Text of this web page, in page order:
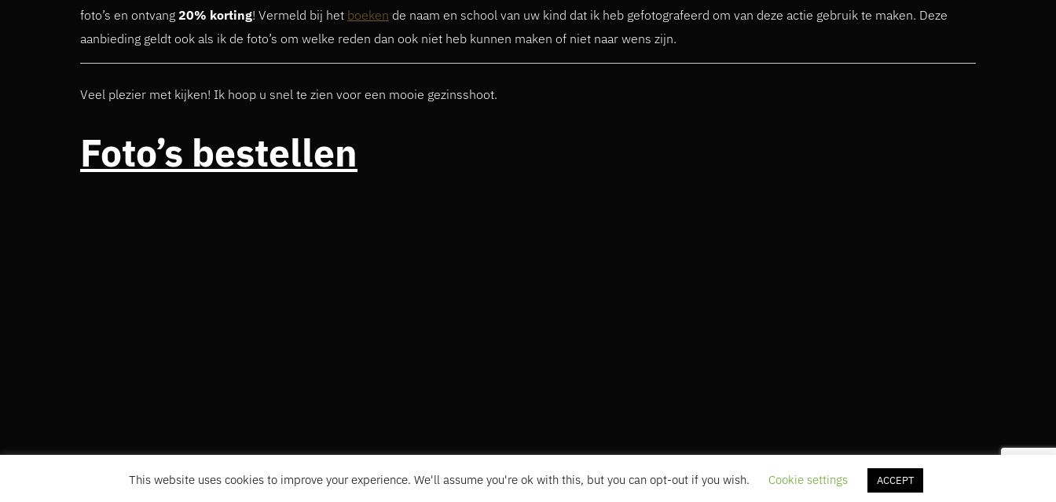
foto’s en ontvang 20% korting! Vermeld bij het boeken de naam en school van uw kind dat ik heb gefotografeerd om van deze actie gebruik te maken. Deze
aanbieding geldt ook als ik de foto’s om welke reden dan ook niet heb kunnen maken of niet naar wens zijn.
Veel plezier met kijken! Ik hoop u snel te zien voor een mooie gezinsshoot.
Foto’s bestellen
This website uses cookies to improve your experience. We'll assume you're ok with this, but you can opt-out if you wish. Cookie settings ACCEPT